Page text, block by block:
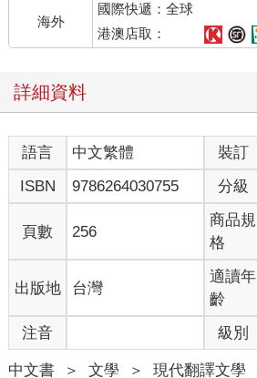
海外
國際快遞：全球
港澳店取：
詳細資料
語言 中文繁體 裝訂
ISBN
9786264030755 分級
頁數 256
商品規
格
出版地 台灣
適讀年
齡
注音 級別
中文書 ＞ 文學 ＞ 現代翻譯文學